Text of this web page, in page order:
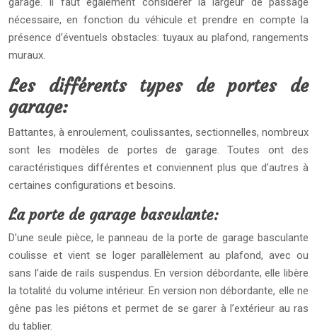
nécessaire, en fonction du véhicule et prendre en compte la
présence d’éventuels obstacles: tuyaux au plafond, rangements
muraux.
Les différents types de portes de
garage:
Battantes, à enroulement, coulissantes, sectionnelles, nombreux
sont les modèles de portes de garage. Toutes ont des
caractéristiques différentes et conviennent plus que d’autres à
certaines configurations et besoins.
La porte de garage basculante:
D’une seule pièce, le panneau de la porte de garage basculante
coulisse et vient se loger parallèlement au plafond, avec ou
sans l’aide de rails suspendus. En version débordante, elle libère
la totalité du volume intérieur. En version non débordante, elle ne
gêne pas les piétons et permet de se garer à l’extérieur au ras
du tablier.